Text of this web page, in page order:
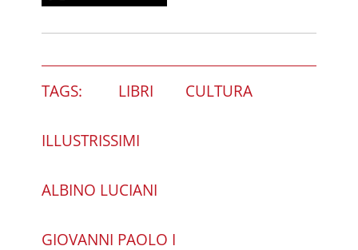
TAGS: LIBRI CULTURA
ILLUSTRISSIMI
ALBINO LUCIANI
GIOVANNI PAOLO I